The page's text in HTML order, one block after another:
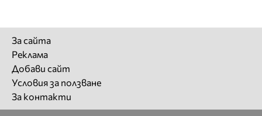
За сайта
Реклама
Добави сайт
Условия за ползване
За контакти